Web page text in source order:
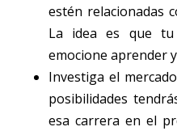
estén relacionadas
La idea es que
emocione aprender
Investiga el
posibilidades
esa carrera en el